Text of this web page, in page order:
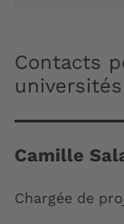
Contacts
universités
Camille
Chargée de